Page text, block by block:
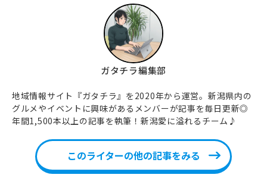
ガタチラ編集部
地域情報サイト『ガタチラ』を2020年から運営。新潟県内の
グルメやイベントに興味があるメンバーが記事を毎日更新◎
年間1,500本以上の記事を執筆！新潟愛に溢れるチーム♪
このライターの他の記事をみる